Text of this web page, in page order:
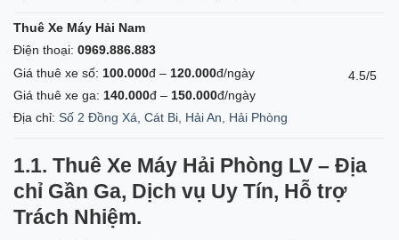
Thuê Xe Máy Hải Nam
Điện thoại: 0969.886.883
Giá thuê xe số: 100.000đ – 120.000đ/ngày
Giá thuê xe ga: 140.000đ – 150.000đ/ngày
Địa chỉ: Số 2 Đồng Xá, Cát Bi, Hải An, Hải Phòng
4.5/5
1.1. Thuê Xe Máy Hải Phòng LV – Địa
chỉ Gần Ga, Dịch vụ Uy Tín, Hỗ trợ
Trách Nhiệm.